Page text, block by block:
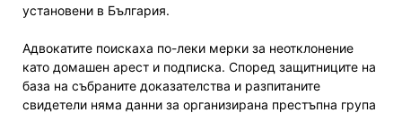
установени в България.
Адвокатите поискаха по-леки мерки за неотклонение
като домашен арест и подписка. Според защитниците на
база на събраните доказателства и разпитаните
свидетели няма данни за организирана престъпна група